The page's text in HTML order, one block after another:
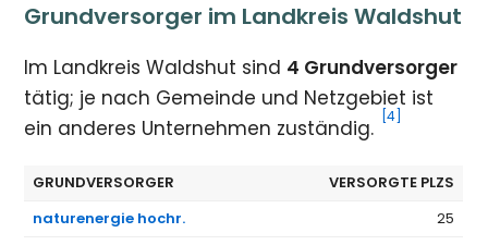
Grundversorger im Landkreis Waldshut
Im Landkreis Waldshut sind 4 Grundversorger
tätig; je nach Gemeinde und Netzgebiet ist
ein anderes Unternehmen zuständig.
[4]
GRUNDVERSORGER
VERSORGTE PLZS
naturenergie hochr.
25